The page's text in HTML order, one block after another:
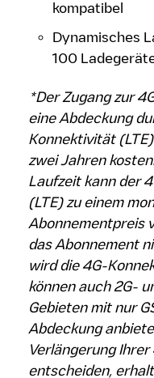
kompatibel
Dynamisches
100
*Der Zugang zur
eine Abdeckung
Konnektivität
zwei Jahren
Laufzeit kann der
(LTE) zu einem
Abonnementpreis
das Abonnement
wird die 4G-
können auch 2G-
Gebieten mit nur
Abdeckung
Verlängerung
entscheiden,